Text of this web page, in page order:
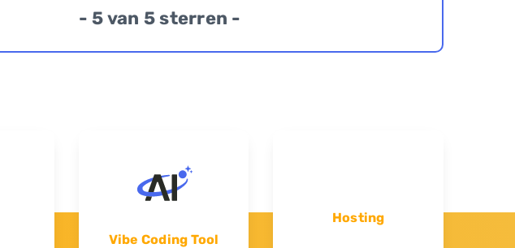
- 5 van 5 sterren -
Vibe Coding Tool
Hosting